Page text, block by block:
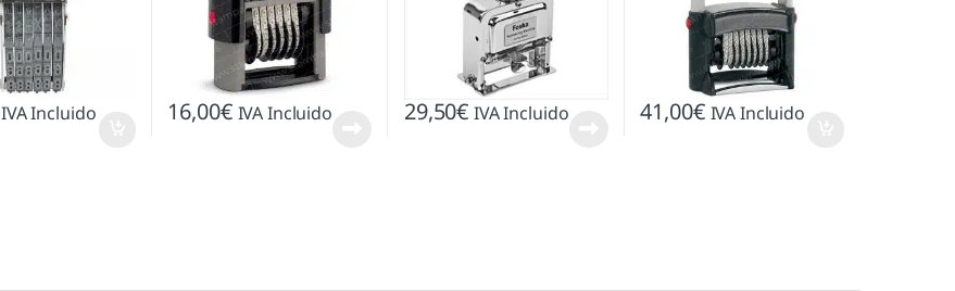
IVA Incluido 16,00€ IVA Incluido 29,50€ IVA Incluido 41,00€ IVA Incluido